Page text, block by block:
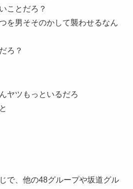
ことだろ？
を男そそのかして襲わせるなん
ろ？
ヤツもっといるだろ
で、他の48グループや坂道グル